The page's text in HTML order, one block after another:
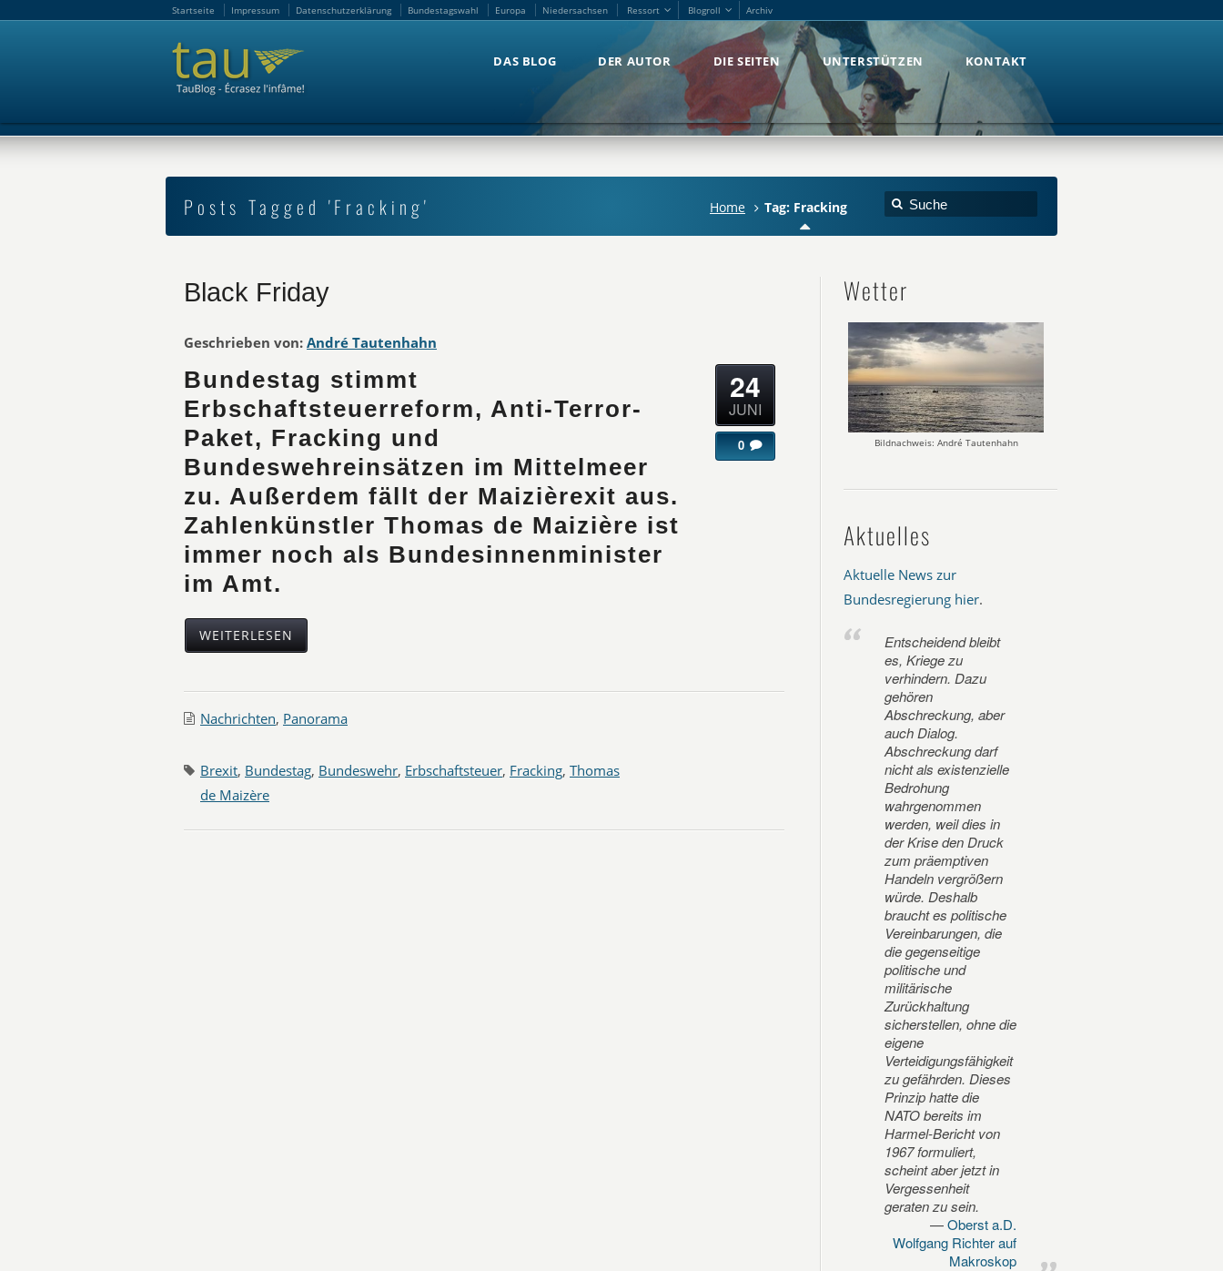
Startseite Impressum Datenschutzerklärung Bundestagswahl Europa Niedersachsen Ressort Blogroll Archiv
DAS BLOG DER AUTOR DIE SEITEN UNTERSTÜTZEN KONTAKT
Posts Tagged 'Fracking' Home Tag: Fracking
Black Friday
Geschrieben von: André Tautenhahn
Bundestag stimmt
Erbschaftsteuerreform, Anti-Terror-
Paket, Fracking und
Bundeswehreinsätzen im Mittelmeer
zu. Außerdem fällt der Maizièrexit aus.
Zahlenkünstler Thomas de Maizière ist
immer noch als Bundesinnenminister
im Amt.
WEITERLESEN
24
JUNI
0
Nachrichten, Panorama
Brexit, Bundestag, Bundeswehr, Erbschaftsteuer, Fracking, Thomas
de Maizère
Wetter
Bildnachweis: André Tautenhahn
Aktuelles
Aktuelle News zur
Bundesregierung hier.
Entscheidend bleibt
es, Kriege zu
verhindern. Dazu
gehören
Abschreckung, aber
auch Dialog.
Abschreckung darf
nicht als existenzielle
Bedrohung
wahrgenommen
werden, weil dies in
der Krise den Druck
zum präemptiven
Handeln vergrößern
würde. Deshalb
braucht es politische
Vereinbarungen, die
die gegenseitige
politische und
militärische
Zurückhaltung
sicherstellen, ohne die
eigene
Verteidigungsfähigkeit
zu gefährden. Dieses
Prinzip hatte die
NATO bereits im
Harmel-Bericht von
1967 formuliert,
scheint aber jetzt in
Vergessenheit
geraten zu sein.
Oberst a.D.
Wolfgang Richter auf
Makroskop
Startseite Impressum Datenschutzerklärung Bundestagswahl Europa Niedersachsen Ressort Blogroll Archiv
DAS BLOG DER AUTOR DIE SEITEN UNTERSTÜTZEN KONTAKT